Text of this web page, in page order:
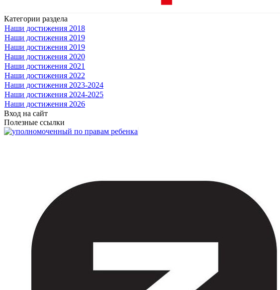
Категории раздела
Наши достижения 2018
Наши достижения 2019
Наши достижения 2019
Наши достижения 2020
Наши достижения 2021
Наши достижения 2022
Наши достижения 2023-2024
Наши достижения 2024-2025
Наши достижения 2026
Вход на сайт
Полезные ссылки